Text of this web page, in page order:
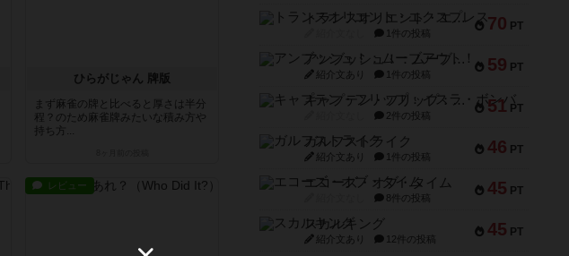
ひらがじゃん 牌版
まず麻雀の牌と比べると厚さは半分
程？のため麻雀牌みたいな積み方や
持ち方...
レビュー
70 PT
トランスオリエント・エクスプレス
1件の投稿
59 PT
アンブッシュ！：ムーブアウト！
紹介文あり 1件の投稿
51 PT
キャプテン・フリップ：イスラ・ボンバ
2件の投稿
46 PT
ガルフストライク
紹介文あり 1件の投稿
45 PT
エコーズ・オブ・タイム
8件の投稿
45 PT
スカルキング
紹介文あり 12件の投稿